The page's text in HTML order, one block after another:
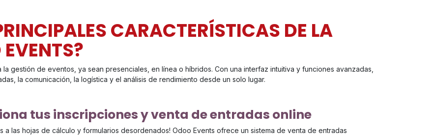
CARACTERÍSTICAS DE LA
gestión de eventos, ya sean presenciales, en línea o híbridos. Con una interfaz intuitiva y funciones avanzadas,
la comunicación, la logística y el análisis de rendimiento desde un solo lugar.
tus inscripciones y venta de entradas online
a las hojas de cálculo y formularios desordenados! Odoo Events ofrece un sistema de venta de entradas